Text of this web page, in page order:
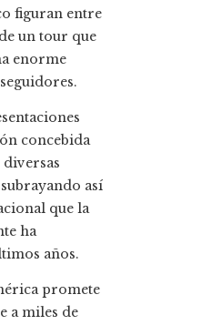
figuran entre
un tour que
enorme
concebida
así
que la
ha
años.
promete
a miles de